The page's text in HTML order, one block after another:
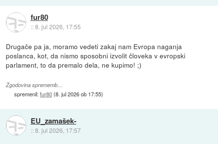
fur80
::8. jul 2026, 17:55
Drugače pa ja, moramo vedeti zakaj nam Evropa naganja
poslanca, kot, da nismo sposobni izvolit človeka v evropski
parlament, to da premalo dela, ne kupimo! ;)
Zgodovina sprememb…
spremenil:fur80(8. jul 2026 ob 17:55)
EU_zamašek-
::8. jul 2026, 17:57